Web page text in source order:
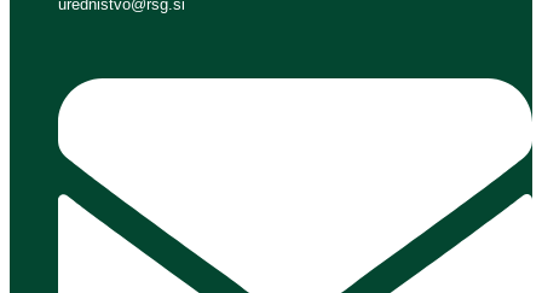
urednistvo@rsg.si